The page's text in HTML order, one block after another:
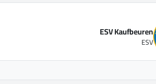
ESV Kaufbeuren
ESV